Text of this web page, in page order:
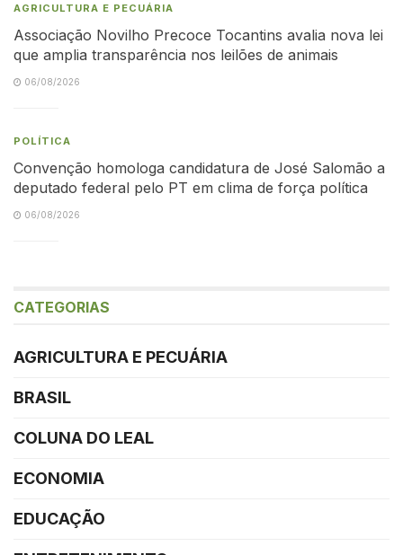
AGRICULTURA E PECUÁRIA
Associação Novilho Precoce Tocantins avalia nova lei
que amplia transparência nos leilões de animais
06/08/2026
POLÍTICA
Convenção homologa candidatura de José Salomão a
deputado federal pelo PT em clima de força política
06/08/2026
CATEGORIAS
AGRICULTURA E PECUÁRIA
BRASIL
COLUNA DO LEAL
ECONOMIA
EDUCAÇÃO